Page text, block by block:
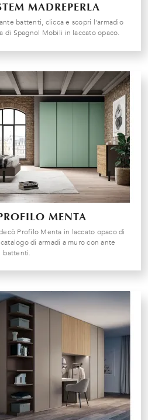
MADREPERLA
battenti, clicca e scopri l'armadio
di Spagnol Mobili in laccato opaco.
MENTA
Profilo Menta in laccato opaco di
di armadi a muro con ante
battenti.